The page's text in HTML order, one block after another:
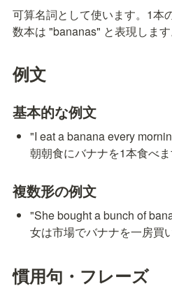
可算名詞として使います。1本
数本は "bananas" と表現します
例文
基本的な例文
"I eat a banana every
朝朝食にバナナを1本食べま
複数形の例文
"She bought a bunch of
女は市場でバナナを一房買
慣用句・フレーズ